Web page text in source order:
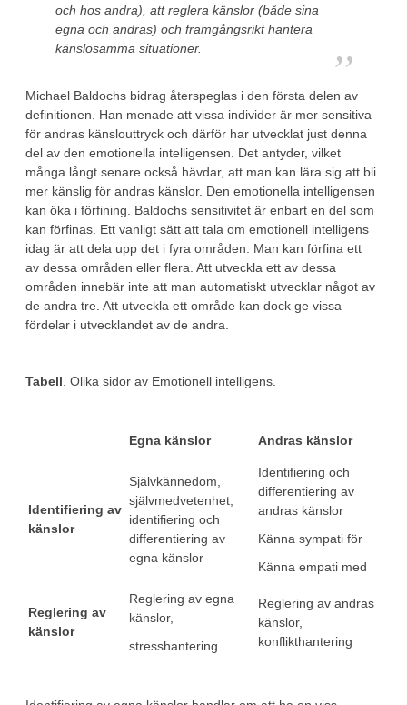
och hos andra), att reglera känslor (både sina
egna och andras) och framgångsrikt hantera
känslosamma situationer.
Michael Baldochs bidrag återspeglas i den första delen av
definitionen. Han menade att vissa individer är mer sensitiva
för andras känslouttryck och därför har utvecklat just denna
del av den emotionella intelligensen. Det antyder, vilket
många långt senare också hävdar, att man kan lära sig att bli
mer känslig för andras känslor. Den emotionella intelligensen
kan öka i förfining. Baldochs sensitivitet är enbart en del som
kan förfinas. Ett vanligt sätt att tala om emotionell intelligens
idag är att dela upp det i fyra områden. Man kan förfina ett
av dessa områden eller flera. Att utveckla ett av dessa
områden innebär inte att man automatiskt utvecklar något av
de andra tre. Att utveckla ett område kan dock ge vissa
fördelar i utvecklandet av de andra.
Tabell. Olika sidor av Emotionell intelligens.
Egna känslor Andras känslor
Identifiering av
känslor
Självkännedom,
självmedvetenhet,
identifiering och
differentiering av
egna känslor
Identifiering och
differentiering av
andras känslor
Känna sympati för
Känna empati med
Reglering av
känslor
Reglering av egna
känslor,
stresshantering
Reglering av andras
känslor,
konflikthantering